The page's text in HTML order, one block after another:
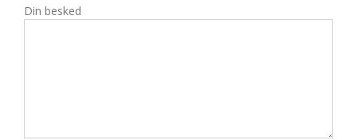
Din besked